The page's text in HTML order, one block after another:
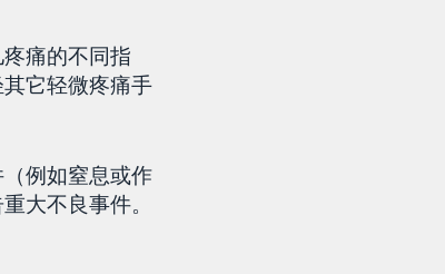
痛的不同指
它轻微疼痛手
例如窒息或作
大不良事件。